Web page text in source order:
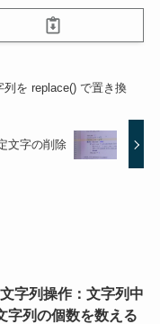
列を replace() で置き換
文字の削除
字列操作：文字列中
字列の個数を数える